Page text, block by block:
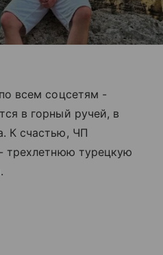
всем соцсетям -
в горный ручей, в
К счастью, ЧП
трехлетнюю турецкую